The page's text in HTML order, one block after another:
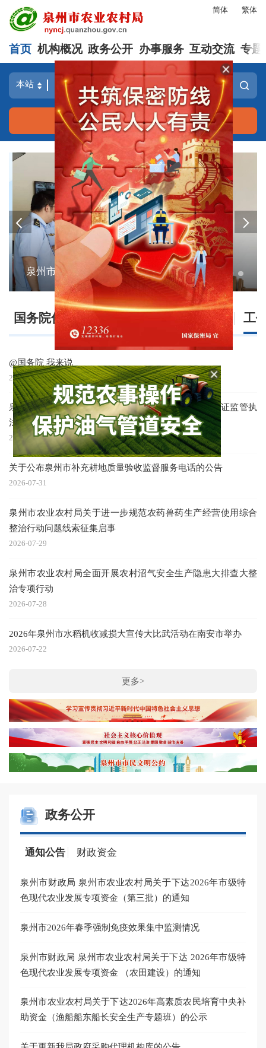
简体 繁体
首页 机构概况 政务公开 办事服务 互动交流 专题
长者模式
泉州市农业农村局开展农产品质量安全承诺达标合格证监管执法工作调研
国务院信息 泉州要闻 工
@国务院 我来说
2024-12-20
泉州市农业农村局开展农产品质量安全承诺达标合格证监管执
法工作调研
2026-08-04
关于公布泉州市补充耕地质量验收监督服务电话的公告
2026-07-31
泉州市农业农村局关于进一步规范农药兽药生产经营使用综合
整治行动问题线索征集启事
2026-07-29
泉州市农业农村局全面开展农村沼气安全生产隐患大排查大整
治专项行动
2026-07-28
2026年泉州市水稻机收减损大宣传大比武活动在南安市举办
2026-07-22
更多>
政务公开
通知公告 财政资金
泉州市财政局 泉州市农业农村局关于下达2026年市级特
色现代农业发展专项资金（第三批）的通知
泉州市2026年春季强制免疫效果集中监测情况
泉州市财政局 泉州市农业农村局关于下达 2026年市级特
色现代农业发展专项资金 （农田建设）的通知
泉州市农业农村局关于下达2026年高素质农民培育中央补
助资金（渔船船东船长安全生产专题班）的公示